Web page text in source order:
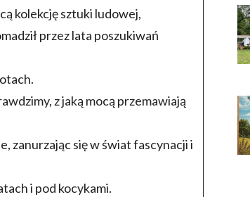
kolekcję sztuki ludowej,
przez lata poszukiwań
z jaką mocą przemawiają
zanurzając się w świat fascynacji i
i pod kocykami.